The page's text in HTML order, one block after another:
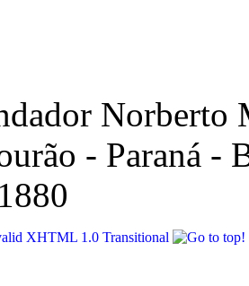
Norberto
- Paraná -